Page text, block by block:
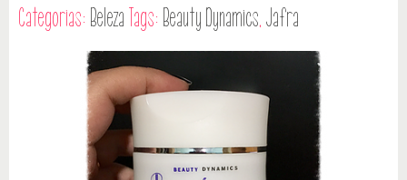
Categorias: Beleza Tags: Beauty Dynamics, Jafra